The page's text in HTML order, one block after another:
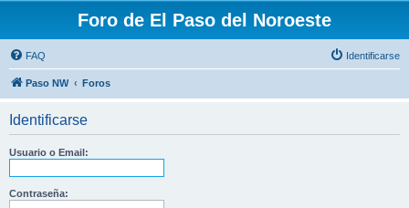
Foro de El Paso del Noroeste
FAQ Identificarse
Paso NW Foros
Identificarse
Usuario o Email:
Contraseña: